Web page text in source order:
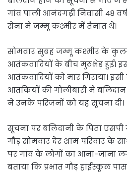
गांव पाली आनंदगढ़ी निवासी 48
सेना में जम्मू कश्मीर में तैनात थे।
सोमवार सुबह जम्मू कश्मीर के
आतंकवादियों के बीच मुठभेड़ हुई।
आतंकवादियों को मार गिराया। इसी
आतंकियों की गोलीबारी में बलिदान
ने उनके परिजनों को यह सूचना दी।
सूचना पर बलिदानी के पिता
गौड़ सोमवार देर शाम परिवार के
पर गांव के लोगों का आना-जाना
बताया कि प्रभात गौड़ हाईस्कूल